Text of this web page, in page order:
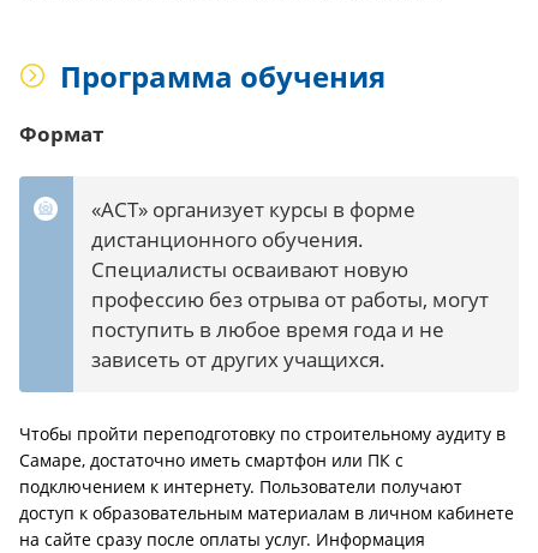
Программа обучения
Формат
«АСТ» организует курсы в форме
дистанционного обучения.
Специалисты осваивают новую
профессию без отрыва от работы, могут
поступить в любое время года и не
зависеть от других учащихся.
Чтобы пройти переподготовку по строительному аудиту в
Самаре, достаточно иметь смартфон или ПК с
подключением к интернету. Пользователи получают
доступ к образовательным материалам в личном кабинете
на сайте сразу после оплаты услуг. Информация